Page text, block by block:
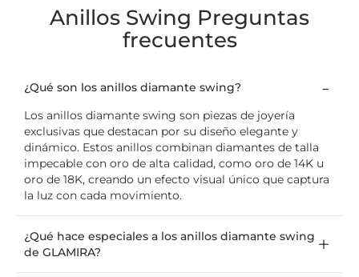
Anillos Swing Preguntas
frecuentes
¿Qué son los anillos diamante swing?
Los anillos diamante swing son piezas de joyería
exclusivas que destacan por su diseño elegante y
dinámico. Estos anillos combinan diamantes de talla
impecable con oro de alta calidad, como oro de 14K u
oro de 18K, creando un efecto visual único que captura
la luz con cada movimiento.
¿Qué hace especiales a los anillos diamante swing
de GLAMIRA?